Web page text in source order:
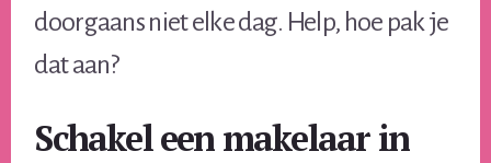
doorgaans niet elke dag. Help, hoe pak je
dat aan?
Schakel een makelaar in